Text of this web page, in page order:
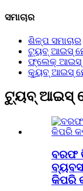
ସମାଚାର
ଶିଳ୍ପ ସମାଚାର
ଟ୍ୟୁବ୍ ଆଇସ୍
ଫ୍ଲେକ୍ ଆଇସ୍
କ୍ୟୁବ୍ ଆଇସ୍
ଟ୍ୟୁବ୍ ଆଇସ୍
ବରଫ
କିପରି